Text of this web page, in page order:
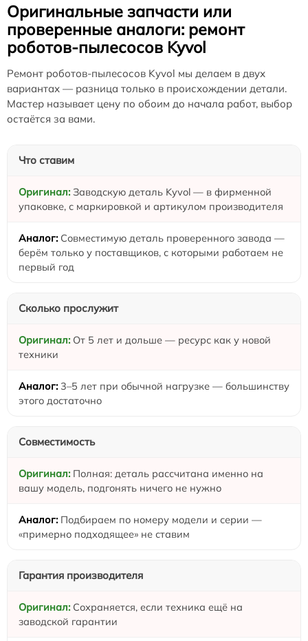
Оригинальные запчасти или
проверенные аналоги: ремонт
роботов-пылесосов Kyvol
Ремонт роботов-пылесосов Kyvol мы делаем в двух
вариантах — разница только в происхождении детали.
Мастер называет цену по обоим до начала работ, выбор
остаётся за вами.
Что ставим
Заводскую деталь Kyvol — в фирменной
упаковке, с маркировкой и артикулом производителя
Совместимую деталь проверенного завода —
берём только у поставщиков, с которыми работаем не
первый год
Сколько прослужит
От 5 лет и дольше — ресурс как у новой
техники
3–5 лет при обычной нагрузке — большинству
этого достаточно
Совместимость
Полная: деталь рассчитана именно на
вашу модель, подгонять ничего не нужно
Подбираем по номеру модели и серии —
«примерно подходящее» не ставим
Гарантия производителя
Сохраняется, если техника ещё на
заводской гарантии